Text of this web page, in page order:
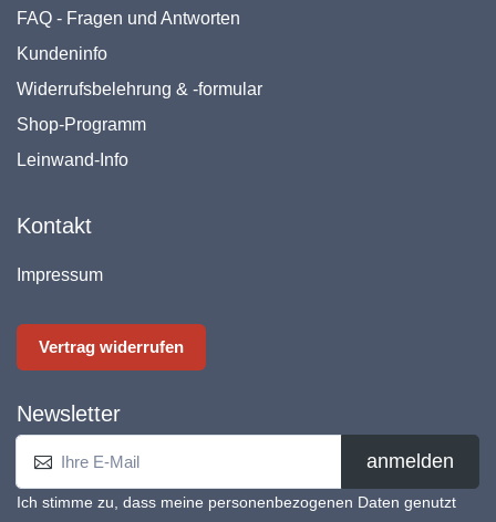
FAQ - Fragen und Antworten
Kundeninfo
Widerrufsbelehrung & -formular
Shop-Programm
Leinwand-Info
Kontakt
Impressum
Vertrag widerrufen
Newsletter
anmelden
Ich stimme zu, dass meine personenbezogenen Daten genutzt